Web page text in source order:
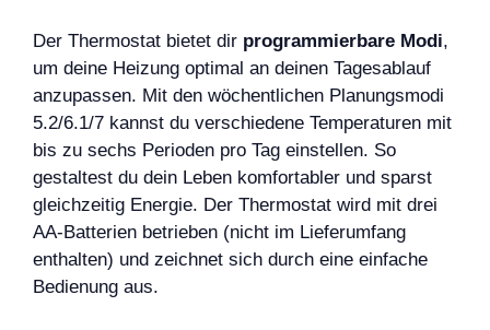
Der Thermostat bietet dir programmierbare Modi,
um deine Heizung optimal an deinen Tagesablauf
anzupassen. Mit den wöchentlichen Planungsmodi
5.2/6.1/7 kannst du verschiedene Temperaturen mit
bis zu sechs Perioden pro Tag einstellen. So
gestaltest du dein Leben komfortabler und sparst
gleichzeitig Energie. Der Thermostat wird mit drei
AA-Batterien betrieben (nicht im Lieferumfang
enthalten) und zeichnet sich durch eine einfache
Bedienung aus.